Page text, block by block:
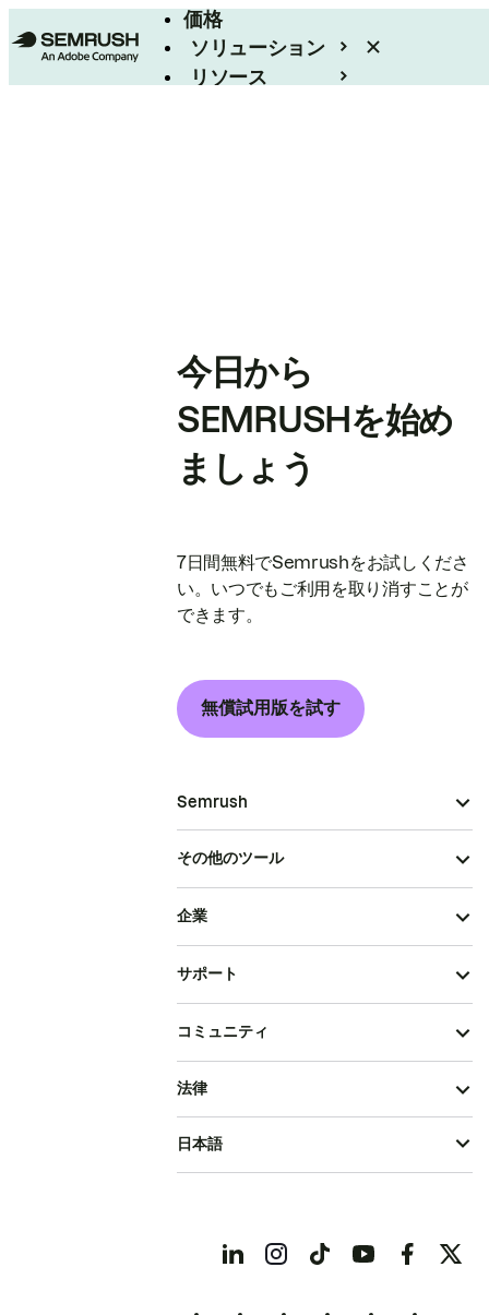
価格
ソリューション
リソース
今日から
SEMRUSHを始め
ましょう
7日間無料でSemrushをお試しくださ
い。いつでもご利用を取り消すことが
できます。
無償試用版を試す
Semrush
その他のツール
企業
サポート
コミュニティ
法律
日本語